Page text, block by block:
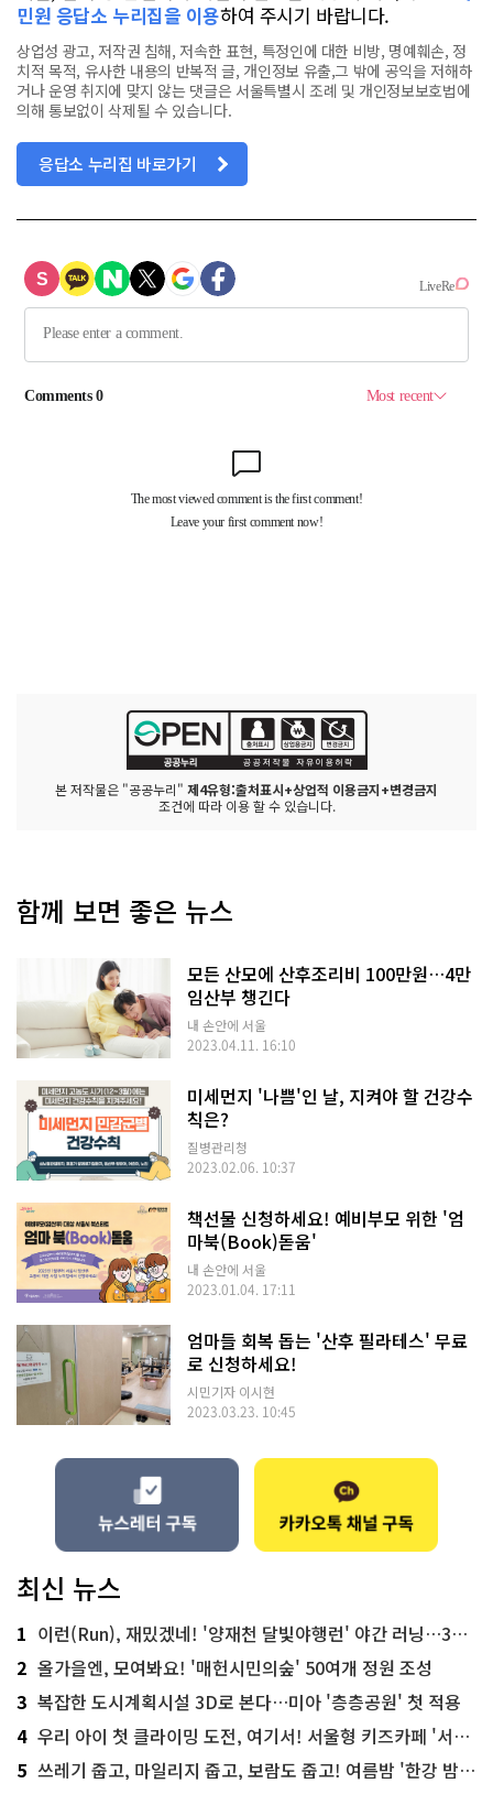
민원 응답소 누리집을 이용하여 주시기 바랍니다.
상업성 광고, 저작권 침해, 저속한 표현, 특정인에 대한 비방, 명예훼손, 정
치적 목적, 유사한 내용의 반복적 글, 개인정보 유출,그 밖에 공익을 저해하
거나 운영 취지에 맞지 않는 댓글은 서울특별시 조례 및 개인정보보호법에
의해 통보없이 삭제될 수 있습니다.
응답소 누리집 바로가기
본 저작물은 "공공누리" 제4유형:출처표시+상업적 이용금지+변경금지
조건에 따라 이용 할 수 있습니다.
함께 보면 좋은 뉴스
모든 산모에 산후조리비 100만원…4만
임산부 챙긴다
내 손안에 서울
2023.04.11. 16:10
미세먼지 '나쁨'인 날, 지켜야 할 건강수
칙은?
질병관리청
2023.02.06. 10:37
책선물 신청하세요! 예비부모 위한 '엄
마북(Book)돋움'
내 손안에 서울
2023.01.04. 17:11
엄마들 회복 돕는 '산후 필라테스' 무료
로 신청하세요!
시민기자 이시현
2023.03.23. 10:45
최신 뉴스
1 이런(Run), 재밌겠네! '양재천 달빛야행런' 야간 러닝…300명 모집
2 올가을엔, 모여봐요! '매헌시민의숲' 50여개 정원 조성
3 복잡한 도시계획시설 3D로 본다…미아 '층층공원' 첫 적용
4 우리 아이 첫 클라이밍 도전, 여기서! 서울형 키즈카페 '서울가족플라자점'
5 쓰레기 줍고, 마일리지 줍고, 보람도 줍고! 여름밤 '한강 밤마실 줍깅'